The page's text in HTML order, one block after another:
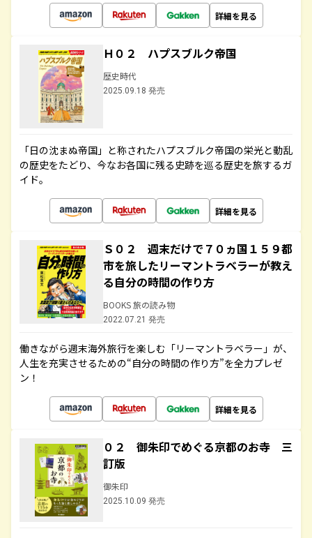
詳細を見る
Ｈ０２ ハプスブルク帝国
歴史時代
2025.09.18 発売
「日の沈まぬ帝国」と称されたハプスブルク帝国の栄光と動乱
の歴史をたどり、今なお各国に残る史跡を巡る歴史を旅するガ
イド。
詳細を見る
Ｓ０２ 週末だけで７０ヵ国１５９都
市を旅したリーマントラベラーが教え
る自分の時間の作り方
BOOKS 旅の読み物
2022.07.21 発売
働きながら週末海外旅行を楽しむ「リーマントラベラー」が、
人生を充実させるための“自分の時間の作り方”を全力プレゼ
ン！
詳細を見る
０２ 御朱印でめぐる京都のお寺 三
訂版
御朱印
2025.10.09 発売